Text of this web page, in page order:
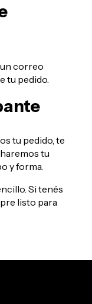
correo
tu pedido.
tu pedido, te
tu
y forma.
Si tenés
listo para